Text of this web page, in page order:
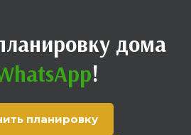
дома
!
планировку